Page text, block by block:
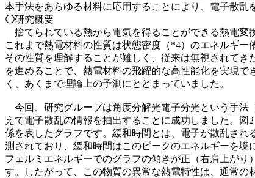
本手法をあらゆる材料に応用することにより、電子散乱
〇研究概要
捨てられている熱から電気を得ることができる熱電変
これまで熱電材料の性質は状態密度（*4）のエネルギ
その性質を理解することが難しく、従来は無視されて
を進めることで、熱電材料の飛躍的な高性能化を実現
く、あくまで理論上の予測にとどまっていました。
今回、研究グループは角度分解光電子分光という手法
えて電子散乱の情報を抽出することに成功しました。
係を表したグラフです。緩和時間とは、電子が散乱さ
測されており、緩和時間はこのピークのエネルギーを
フェルミエネルギーでのグラフの傾きが正（右肩上が
す。したがって、この物質の異常な熱電特性は、通常の